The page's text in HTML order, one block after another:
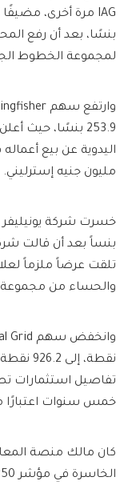
بنسًا، بعد أن رفع
لمجموعة الخطوط الجوية إلى 350 بنسًا
253.9 بنسًا، حيث
مليون جنيه إسترليني.
بنساً بعد أن قالت
والحساء من مجموعة Zwanenberg Food Group.
نقطة،
خمس سنوات اعتبارًا من